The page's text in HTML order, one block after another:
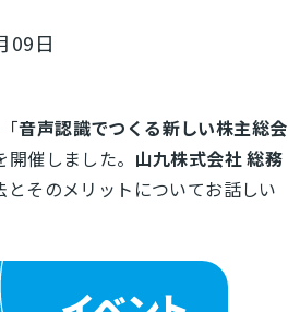
09日
音声認識でつくる新しい株主総会
開催しました。 山九株式会社 総務
そのメリットについてお話しい